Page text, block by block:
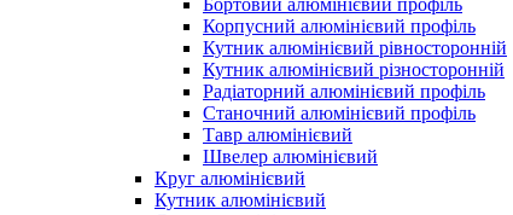
Бортовий алюмінієвий профіль
Корпусний алюмінієвий профіль
Кутник алюмінієвий рівносторонній
Кутник алюмінієвий різносторонній
Радіаторний алюмінієвий профіль
Станочний алюмінієвий профіль
Тавр алюмінієвий
Швелер алюмінієвий
Круг алюмінієвий
Кутник алюмінієвий